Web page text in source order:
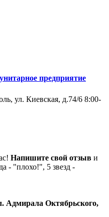
предприятие
ул. Киевская, д.74/6 8:00-
Напишите свой отзыв и
- "плохо!", 5 звезд -
Адмирала Октябрьского,